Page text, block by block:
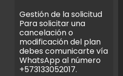
Gestión de la solicitud
Para solicitar una
cancelación o
modificación del plan
debes comunicarte vía
WhatsApp al número
+573133052017.